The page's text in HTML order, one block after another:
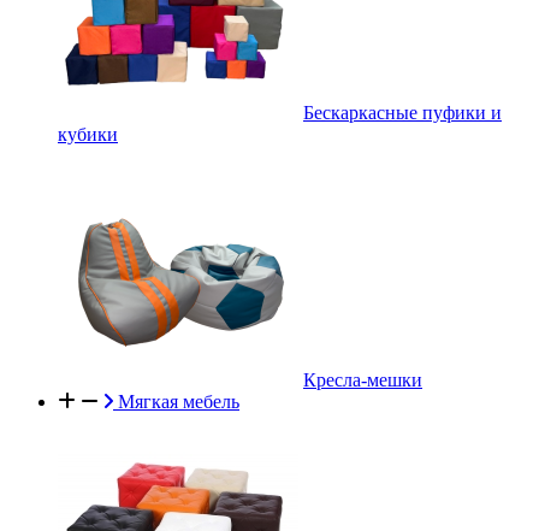
Бескаркасные пуфики и
кубики
Кресла-мешки
Мягкая мебель